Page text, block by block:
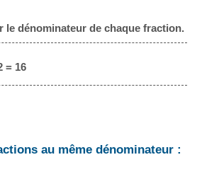
le dénominateur de chaque fraction.
= 16
au même dénominateur :